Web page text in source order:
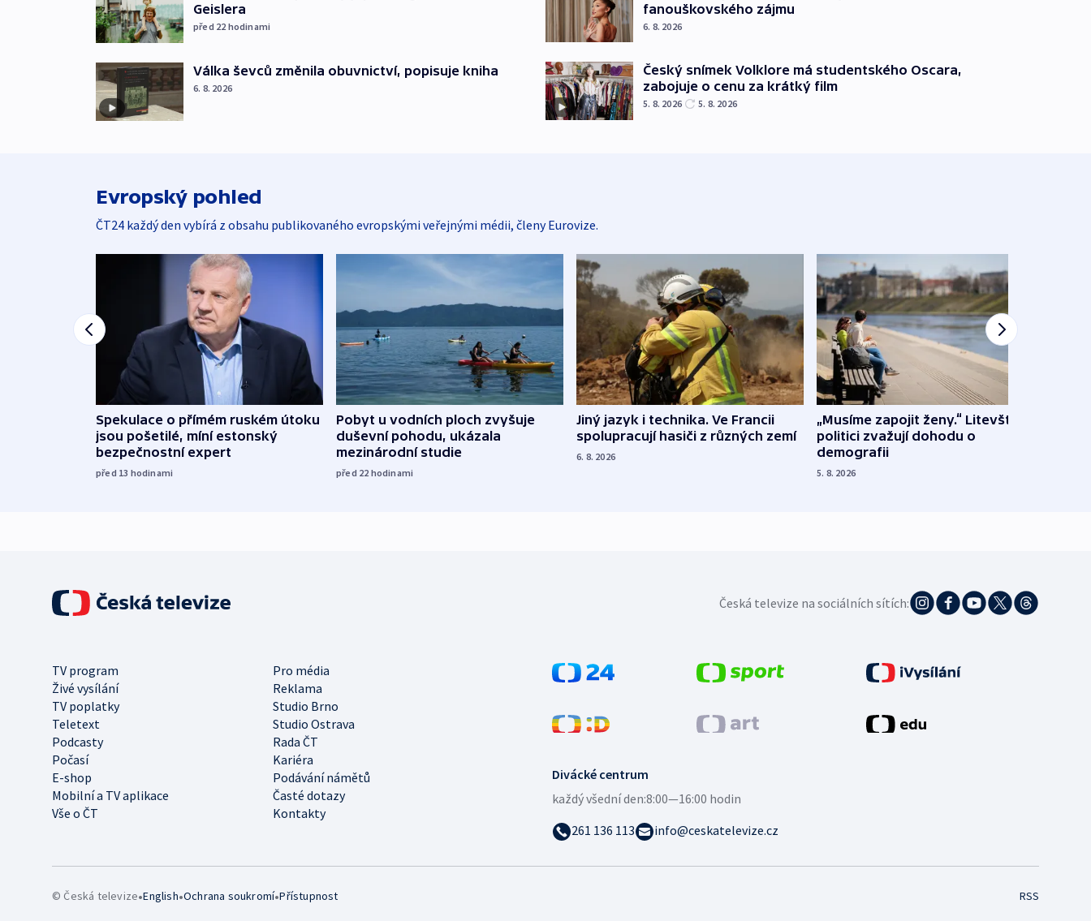
Geislera
před 22 hodinami
Válka ševců změnila obuvnictví, popisuje kniha
6. 8. 2026
fanouškovského zájmu
6. 8. 2026
Český snímek Volklore má studentského Oscara,
zabojuje o cenu za krátký film
5. 8. 2026 5. 8. 2026
Evropský pohled
ČT24 každý den vybírá z obsahu publikovaného evropskými veřejnými médii, členy Eurovize.
Spekulace o přímém ruském útoku
jsou pošetilé, míní estonský
bezpečnostní expert
před 13 hodinami
Pobyt u vodních ploch zvyšuje
duševní pohodu, ukázala
mezinárodní studie
před 22 hodinami
Jiný jazyk i technika. Ve Francii
spolupracují hasiči z různých zemí
6. 8. 2026
„Musíme zapojit ženy.“ Litevští
politici zvažují dohodu o
demografii
5. 8. 2026
Česká televize na sociálních sítích:
TV program
Pro média
Živé vysílání
Reklama
TV poplatky
Studio Brno
Teletext
Studio Ostrava
Podcasty
Rada ČT
Počasí
Kariéra
E-shop
Podávání námětů
Mobilní a TV aplikace
Časté dotazy
Vše o ČT
Kontakty
Divácké centrum
každý všední den:8:00—16:00 hodin
261 136 113
info@ceskatelevize.cz
© Česká televize•English•Ochrana soukromí•Přístupnost RSS